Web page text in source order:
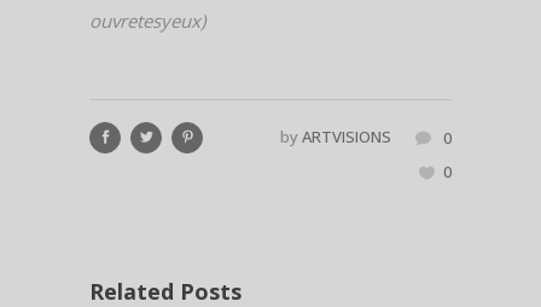
ouvretesyeux)
byARTVISIONS
0
0
Related Posts